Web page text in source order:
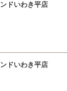
ドいわき平店
ドいわき平店